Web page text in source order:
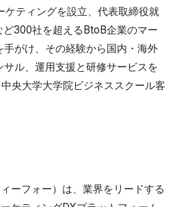
ケティングを設立、代表取締役就
300社を超えるBtoB企業のマー
がけ、その経験から国内・海外
ル、運用支援と研修サービスを
央大学大学院ビジネススクール客
ーフォー）は、業界をリードする